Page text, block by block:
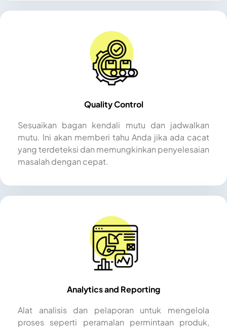
Quality Control
Sesuaikan bagan kendali mutu dan jadwalkan
mutu. Ini akan memberi tahu Anda jika ada cacat
yang terdeteksi dan memungkinkan penyelesaian
masalah dengan cepat.
Analytics and Reporting
Alat analisis dan pelaporan untuk mengelola
proses seperti peramalan permintaan produk,